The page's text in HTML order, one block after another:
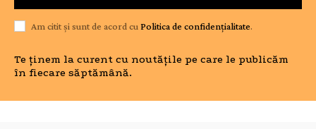
Am citit și sunt de acord cu Politica de confidențialitate.
Te ținem la curent cu noutățile pe care le publicăm
în fiecare săptămână.